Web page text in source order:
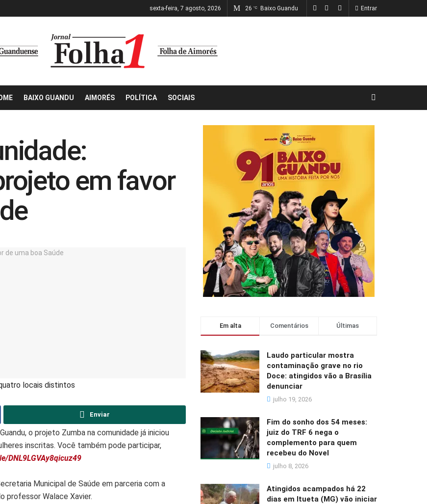
sexta-feira, 7 agosto, 2026 26 °C Baixo Guandu Entrar
BAIXO GUANDU AIMORÉS POLÍTICA SOCIAIS
em favor
locais distintos
Enviar
o projeto Zumba na comunidade já iniciou
inscritas. Você também pode participar,
DNL9LGVAy8qicuz49
Municipal de Saúde em parceria com a
professor Walace Xavier.
Em alta Comentários Últimas
Laudo particular mostra
contaminação grave no rio
Doce: atingidos vão a Brasília
denunciar
julho 19, 2026
Fim do sonho dos 54 meses:
juiz do TRF 6 nega o
complemento para quem
recebeu do Novel
julho 8, 2026
Atingidos acampados há 22
dias em Itueta (MG) vão iniciar